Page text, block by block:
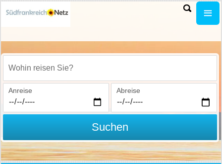
Wohin reisen Sie?
Anreise Abreise
Suchen